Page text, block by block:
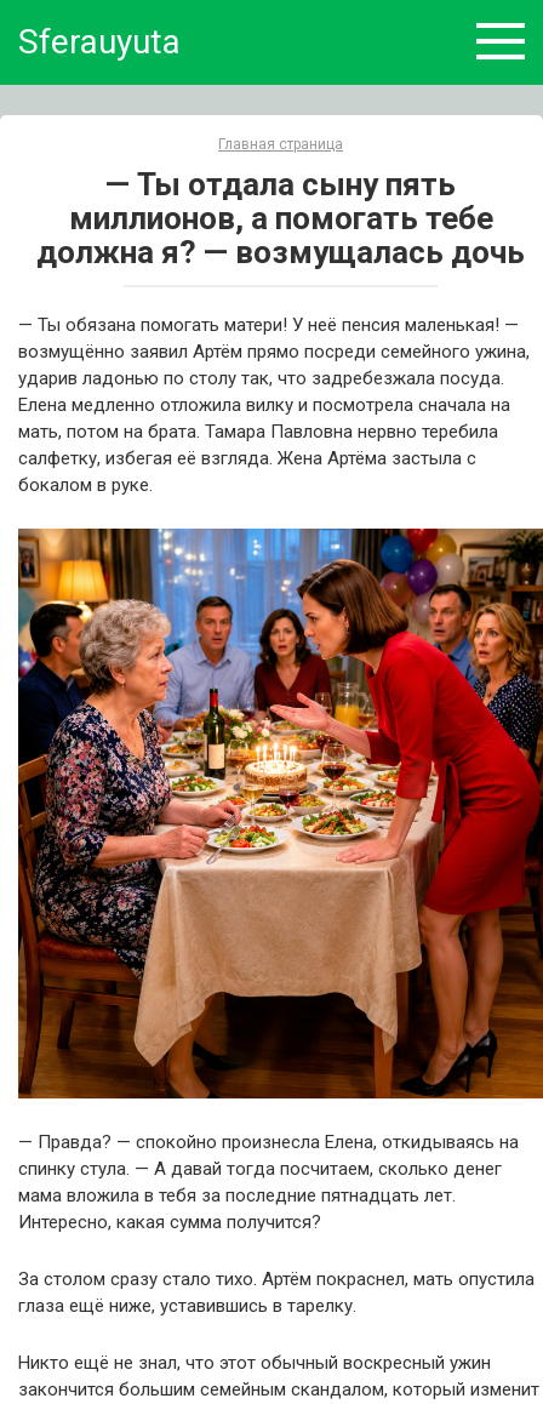
Sferauyuta
Главная страница
— Ты отдала сыну пять
миллионов, а помогать тебе
должна я? — возмущалась дочь
— Ты обязана помогать матери! У неё пенсия маленькая! —
возмущённо заявил Артём прямо посреди семейного ужина,
ударив ладонью по столу так, что задребезжала посуда.
Елена медленно отложила вилку и посмотрела сначала на
мать, потом на брата. Тамара Павловна нервно теребила
салфетку, избегая её взгляда. Жена Артёма застыла с
бокалом в руке.
— Правда? — спокойно произнесла Елена, откидываясь на
спинку стула. — А давай тогда посчитаем, сколько денег
мама вложила в тебя за последние пятнадцать лет.
Интересно, какая сумма получится?
За столом сразу стало тихо. Артём покраснел, мать опустила
глаза ещё ниже, уставившись в тарелку.
Никто ещё не знал, что этот обычный воскресный ужин
закончится большим семейным скандалом, который изменит